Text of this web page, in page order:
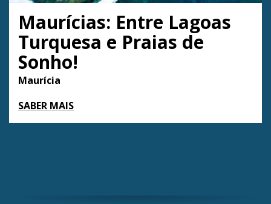
1247€ por pessoa
Maurícias: Entre Lagoas
Turquesa e Praias de
Sonho!
Maurícia
SABER MAIS